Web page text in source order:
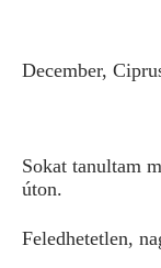
December,
Sokat tanultam
úton.
Feledhetetlen,